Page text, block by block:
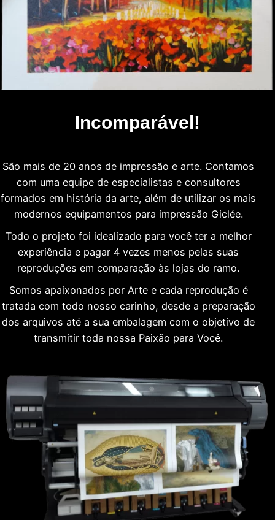
Incomparável!
São mais de 20 anos de impressão e arte. Contamos
com uma equipe de especialistas e consultores
formados em história da arte, além de utilizar os mais
modernos equipamentos para impressão Giclée.
Todo o projeto foi idealizado para você ter a melhor
experiência e pagar 4 vezes menos pelas suas
reproduções em comparação às lojas do ramo.
Somos apaixonados por Arte e cada reprodução é
tratada com todo nosso carinho, desde a preparação
dos arquivos até a sua embalagem com o objetivo de
transmitir toda nossa Paixão para Você.